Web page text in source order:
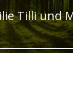
Tilli und